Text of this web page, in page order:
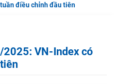
điều chỉnh đầu tiên
VN-Index có